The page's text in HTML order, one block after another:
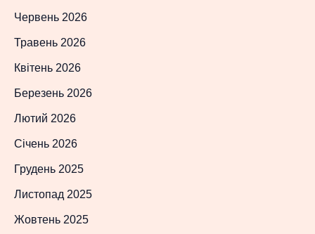
Червень 2026
Травень 2026
Квітень 2026
Березень 2026
Лютий 2026
Січень 2026
Грудень 2025
Листопад 2025
Жовтень 2025